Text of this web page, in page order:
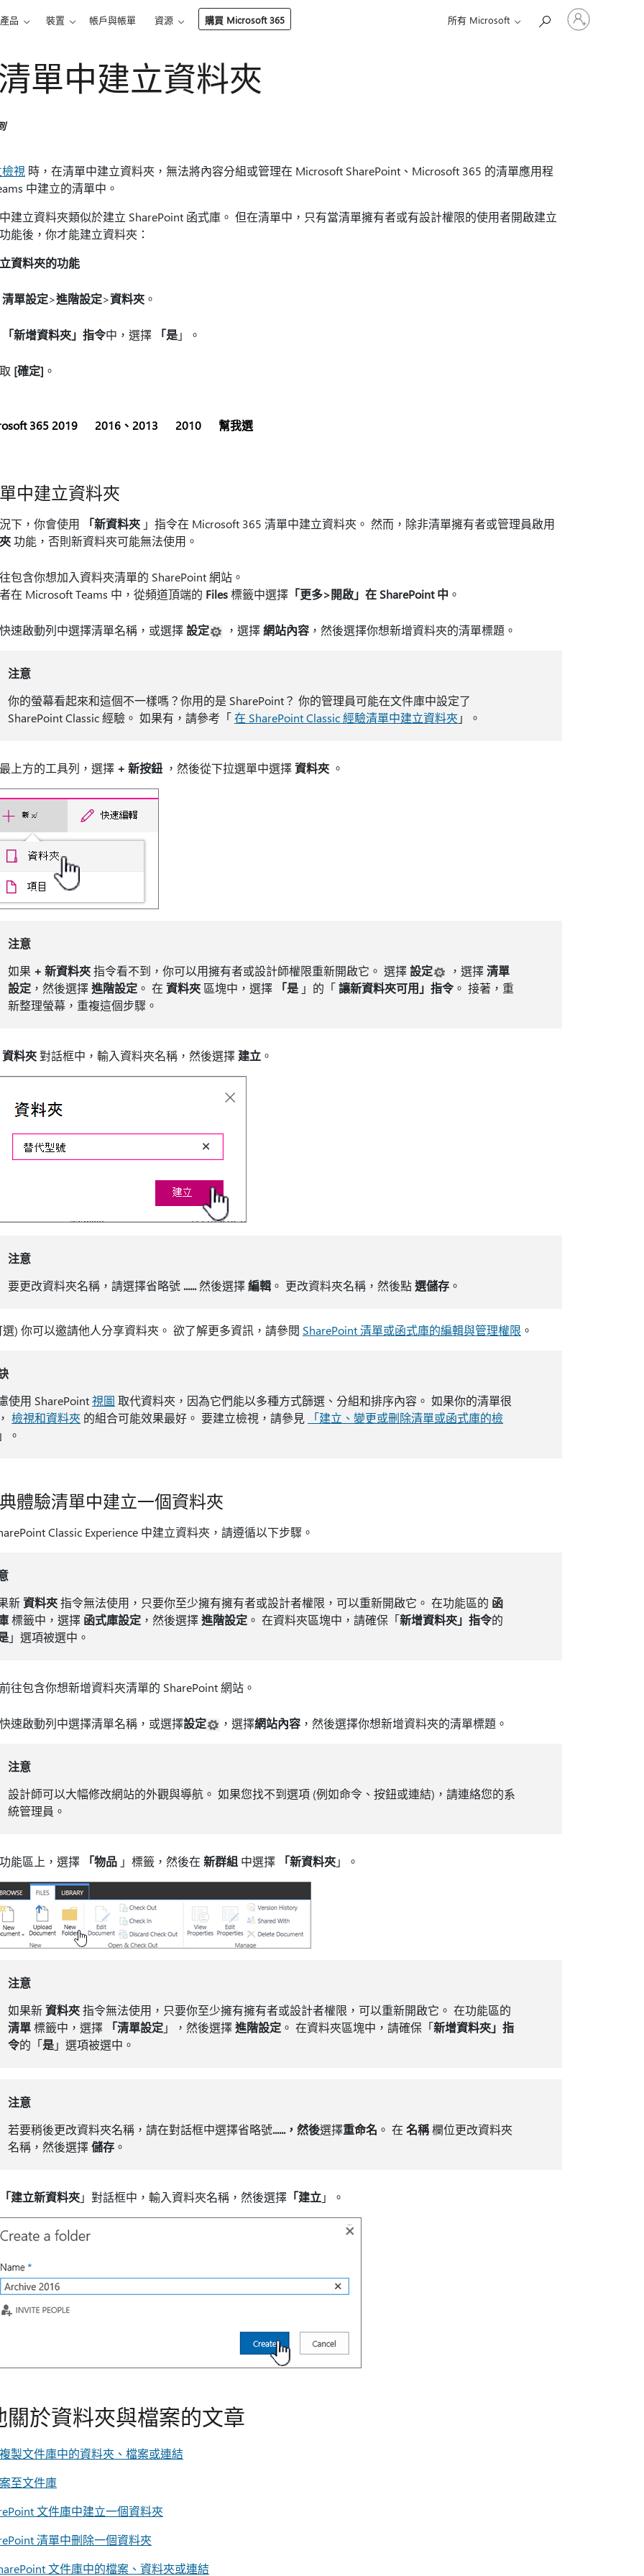
產品 裝置 帳戶與帳單 資源 購買 Microsoft 365 所有 Microsoft
登
入
單中建立資料夾
視 時，在清單中建立資料夾，無法將內容分組或管理在 Microsoft SharePoint、Microsoft 365 的清單應用程
中建立的清單中。
建立資料夾類似於建立 SharePoint 函式庫。 但在清單中，只有當清單擁有者或有設計權限的使用者開啟建立
能後，你才能建立資料夾：
資料夾的功能
清單設定>進階設定>資料夾 。
「新增資料夾」指令中，選擇 「是」。
[確定] 。
365 2019 2016、2013 2010 幫我選
中建立資料夾
下，你會使用 「新資料夾 」指令在 Microsoft 365 清單中建立資料夾。 然而，除非清單擁有者或管理員啟用
功能，否則新資料夾可能無法使用。
包含你想加入資料夾清單的 SharePoint 網站。
在 Microsoft Teams 中，從頻道頂端的 Files標籤中選擇 「更多>開啟」在 SharePoint 中 。
速啟動列中選擇清單名稱，或選擇設定 ，選擇網站內容 ，然後選擇你想新增資料夾的清單標題。
注意
你的螢幕看起來和這個不一樣嗎？你用的是 SharePoint？ 你的管理員可能在文件庫中設定了
SharePoint Classic 經驗。 如果有，請參考「在 SharePoint Classic 經驗清單中建立資料夾」。
上方的工具列，選擇 + 新按鈕 ，然後從下拉選單中選擇資料夾 。
注意
如果 + 新資料夾指令看不到，你可以用擁有者或設計師權限重新開啟它。 選擇設定 ，選擇清單
設定，然後選擇進階設定。 在 資料夾區塊中，選擇 「是」的「讓新資料夾可用」指令。 接著，重
新整理螢幕，重複這個步驟。
資料夾對話框中，輸入資料夾名稱，然後選擇 建立 。
注意
要更改資料夾名稱，請選擇省略號 ......然後選擇編輯。 更改資料夾名稱，然後點選儲存。
選) 你可以邀請他人分享資料夾。 欲了解更多資訊，請參閱 SharePoint 清單或函式庫的編輯與管理權限 。
使用 SharePoint視圖 取代資料夾，因為它們能以多種方式篩選、分組和排序內容。 如果你的清單很
檢視和資料夾 的組合可能效果最好。 要建立檢視，請參見
「建立、變更或刪除清單或函式庫的檢
。
體驗清單中建立一個資料夾
Classic Experience 中建立資料夾，請遵循以下步驟。
新資料夾指令無法使用，只要你至少擁有擁有者或設計者權限，可以重新開啟它。 在功能區的 函
標籤中，選擇 函式庫設定 ，然後選擇進階設定 。 在資料夾區塊中，請確保「新增資料夾」指令的
」選項被選中。
往包含你想新增資料夾清單的 SharePoint 網站。
速啟動列中選擇清單名稱，或選擇設定 ，選擇網站內容 ，然後選擇你想新增資料夾的清單標題。
注意
設計師可以大幅修改網站的外觀與導航。 如果您找不到選項 (例如命令、按鈕或連結)，請連絡您的系
統管理員。
能區上，選擇 「物品 」標籤，然後在 新群組 中選擇 「新資料夾」。
注意
如果新資料夾指令無法使用，只要你至少擁有擁有者或設計者權限，可以重新開啟它。 在功能區的
清單標籤中，選擇 「清單設定」，然後選擇進階設定。 在資料夾區塊中，請確保「新增資料夾」指
令的「是」選項被選中。
注意
若要稍後更改資料夾名稱，請在對話框中選擇省略號......，然後選擇重命名 。 在 名稱欄位更改資料夾
名稱，然後選擇儲存。
「建立新資料夾」對話框中，輸入資料夾名稱，然後選擇 「建立」。
關於資料夾與檔案的文章
製文件庫中的資料夾、檔案或連結
至文件庫
文件庫中建立一個資料夾
清單中刪除一個資料夾
文件庫中的檔案、資料夾或連結